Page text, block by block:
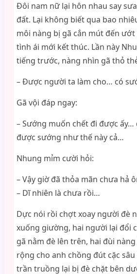
Đôi nam nữ lại hôn nhau say
đất. Lại không biết qua bao
môi nàng bị gã cắn mút đến
tình ái mới kết thúc. Lần này
tiếng trước, nàng nhìn gã thỏ
– Được người ta làm cho… có
Gã vội đáp ngay:
– Sướng muốn chết đi được ấy…
được sướng như thế này cả…
Nhung mỉm cười hỏi:
– Vậy giờ đã thỏa mãn chưa hả
– Dĩ nhiên là chưa rồi…
Dực nói rồi chợt xoay người đè
xuống giường, hai người lại đổi
gã nằm đè lên trên, hai đùi
rộng cho anh chồng đút cặc
trần truồng lại bị đè chặt bên